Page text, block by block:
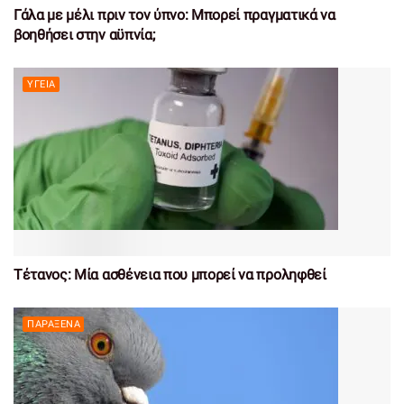
Γάλα με μέλι πριν τον ύπνο: Μπορεί πραγματικά να
βοηθήσει στην αϋπνία;
ΥΓΕΊΑ
Τέτανος: Μία ασθένεια που μπορεί να προληφθεί
ΠΑΡΆΞΕΝΑ